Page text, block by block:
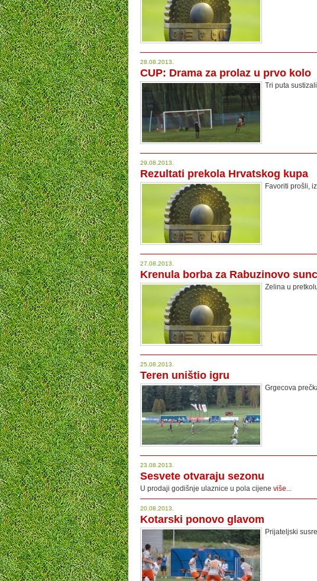
28.08.2013.
CUP: Drama za prolaz u prvo kolo
Tri puta
29.08.2013.
Rezultati prekola Hrvatskog kupa
Favoriti prošli,
27.08.2013.
Krenula borba za Rabuzinovo
Zelina u
25.08.2013.
Teren uništio igru
Grgecova
23.08.2013.
Sesvete otvaraju sezonu
U prodaji godišnje ulaznice u pola cijene više...
20.08.2013.
Kotarski ponovo glavom
Prijateljski